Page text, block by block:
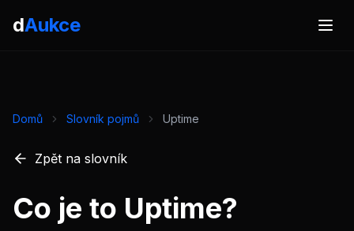
dAukce
Domů Slovník pojmů Uptime
Zpět na slovník
Co je to Uptime?